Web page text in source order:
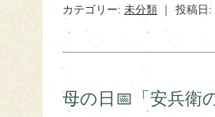
カテゴリー: 未分類 投稿日
母の日📅「安兵衛